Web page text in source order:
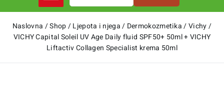
Naslovna /Shop/Ljepota i njega / Dermokozmetika /Vichy/
VICHY Capital Soleil UV Age Daily fluid SPF50+ 50ml + VICHY
Liftactiv Collagen Specialist krema 50ml